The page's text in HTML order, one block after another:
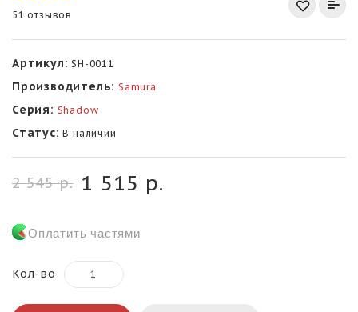
51 отзывов
Артикул: SH-0011
Производитель: Samura
Серия: Shadow
Статус: В наличии
2 545 р. 1 515 р.
Оплатить частями
Кол-во